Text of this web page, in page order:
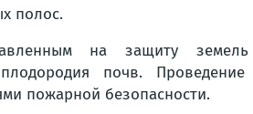
полос.
на защиту
почв.
пожарной безопасности.